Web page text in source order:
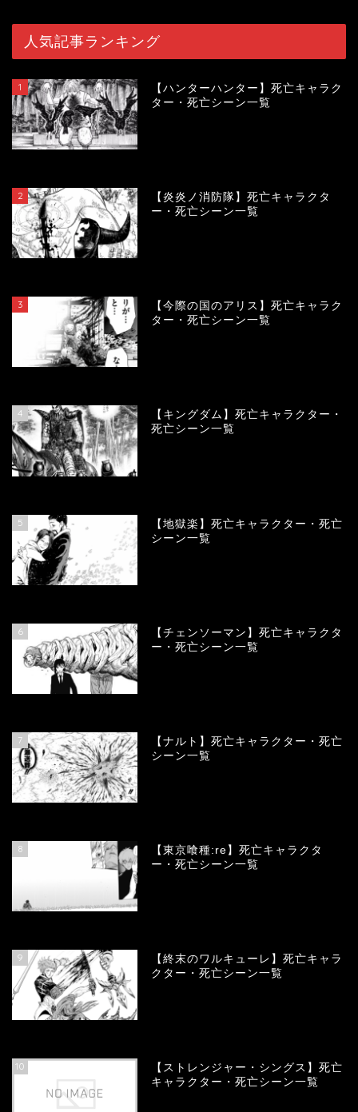
人気記事ランキング
1
【ハンターハンター】死亡キャラク
ター・死亡シーン一覧
2
【炎炎ノ消防隊】死亡キャラクタ
ー・死亡シーン一覧
3
【今際の国のアリス】死亡キャラク
ター・死亡シーン一覧
4
【キングダム】死亡キャラクター・
死亡シーン一覧
5
【地獄楽】死亡キャラクター・死亡
シーン一覧
6
【チェンソーマン】死亡キャラクタ
ー・死亡シーン一覧
7
【ナルト】死亡キャラクター・死亡
シーン一覧
8
【東京喰種:re】死亡キャラクタ
ー・死亡シーン一覧
9
【終末のワルキューレ】死亡キャラ
クター・死亡シーン一覧
10
【ストレンジャー・シングス】死亡
キャラクター・死亡シーン一覧